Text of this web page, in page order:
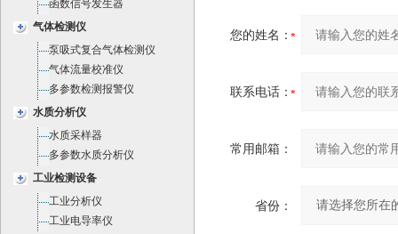
函数信号发生器
气体检测仪
泵吸式复合气体检测仪
气体流量校准仪
多参数检测报警仪
水质分析仪
水质采样器
多参数水质分析仪
工业检测设备
工业分析仪
工业电导率仪
您的姓名：
联系电话：
常用邮箱：
省份：